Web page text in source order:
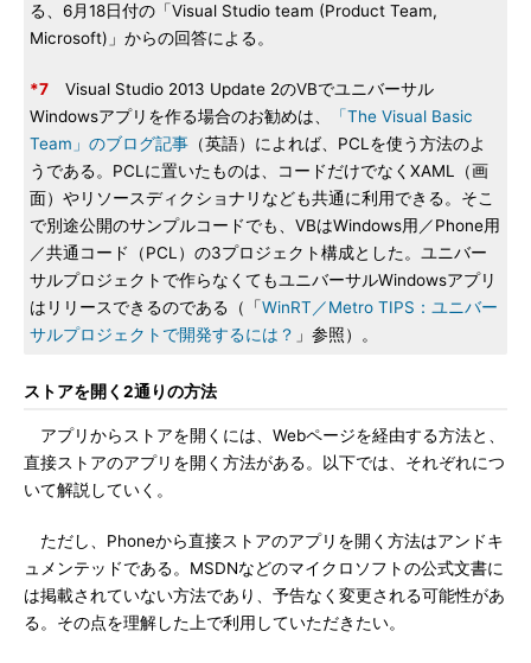
る、6月18日付の「Visual Studio team (Product Team,
Microsoft)」からの回答による。
*7 Visual Studio 2013 Update 2のVBでユニバーサル
Windowsアプリを作る場合のお勧めは、
「The Visual Basic
Team」のブログ記事 （英語）によれば、PCLを使う方法のよ
うである。PCLに置いたものは、コードだけでなくXAML（画
面）やリソースディクショナリなども共通に利用できる。そこ
で別途公開のサンプルコードでも、VBはWindows用／Phone用
／共通コード（PCL）の3プロジェクト構成とした。ユニバー
サルプロジェクトで作らなくてもユニバーサルWindowsアプリ
はリリースできるのである（「WinRT／Metro TIPS：ユニバー
サルプロジェクトで開発するには？ 」参照）。
ストアを開く2通りの方法
アプリからストアを開くには、Webページを経由する方法と、
直接ストアのアプリを開く方法がある。以下では、それぞれにつ
いて解説していく。
ただし、Phoneから直接ストアのアプリを開く方法はアンドキ
ュメンテッドである。MSDNなどのマイクロソフトの公式文書に
は掲載されていない方法であり、予告なく変更される可能性があ
る。その点を理解した上で利用していただきたい。